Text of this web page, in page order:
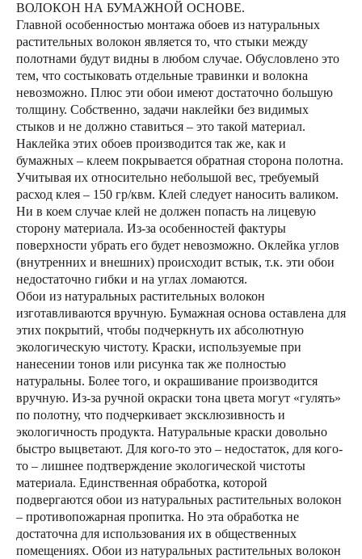
ВОЛОКОН НА БУМАЖНОЙ ОСНОВЕ.
Главной особенностью монтажа обоев из натуральных
растительных волокон является то, что стыки между
полотнами будут видны в любом случае. Обусловлено это
тем, что состыковать отдельные травинки и волокна
невозможно. Плюс эти обои имеют достаточно большую
толщину. Собственно, задачи наклейки без видимых
стыков и не должно ставиться – это такой материал.
Наклейка этих обоев производится так же, как и
бумажных – клеем покрывается обратная сторона полотна.
Учитывая их относительно небольшой вес, требуемый
расход клея – 150 гр/квм. Клей следует наносить валиком.
Ни в коем случае клей не должен попасть на лицевую
сторону материала. Из-за особенностей фактуры
поверхности убрать его будет невозможно. Оклейка углов
(внутренних и внешних) происходит встык, т.к. эти обои
недостаточно гибки и на углах ломаются.
Обои из натуральных растительных волокон
изготавливаются вручную. Бумажная основа оставлена для
этих покрытий, чтобы подчеркнуть их абсолютную
экологическую чистоту. Краски, используемые при
нанесении тонов или рисунка так же полностью
натуральны. Более того, и окрашивание производится
вручную. Из-за ручной окраски тона цвета могут «гулять»
по полотну, что подчеркивает эксклюзивность и
экологичность продукта. Натуральные краски довольно
быстро выцветают. Для кого-то это – недостаток, для кого-
то – лишнее подтверждение экологической чистоты
материала. Единственная обработка, которой
подвергаются обои из натуральных растительных волокон
– противопожарная пропитка. Но эта обработка не
достаточна для использования их в общественных
помещениях. Обои из натуральных растительных волокон